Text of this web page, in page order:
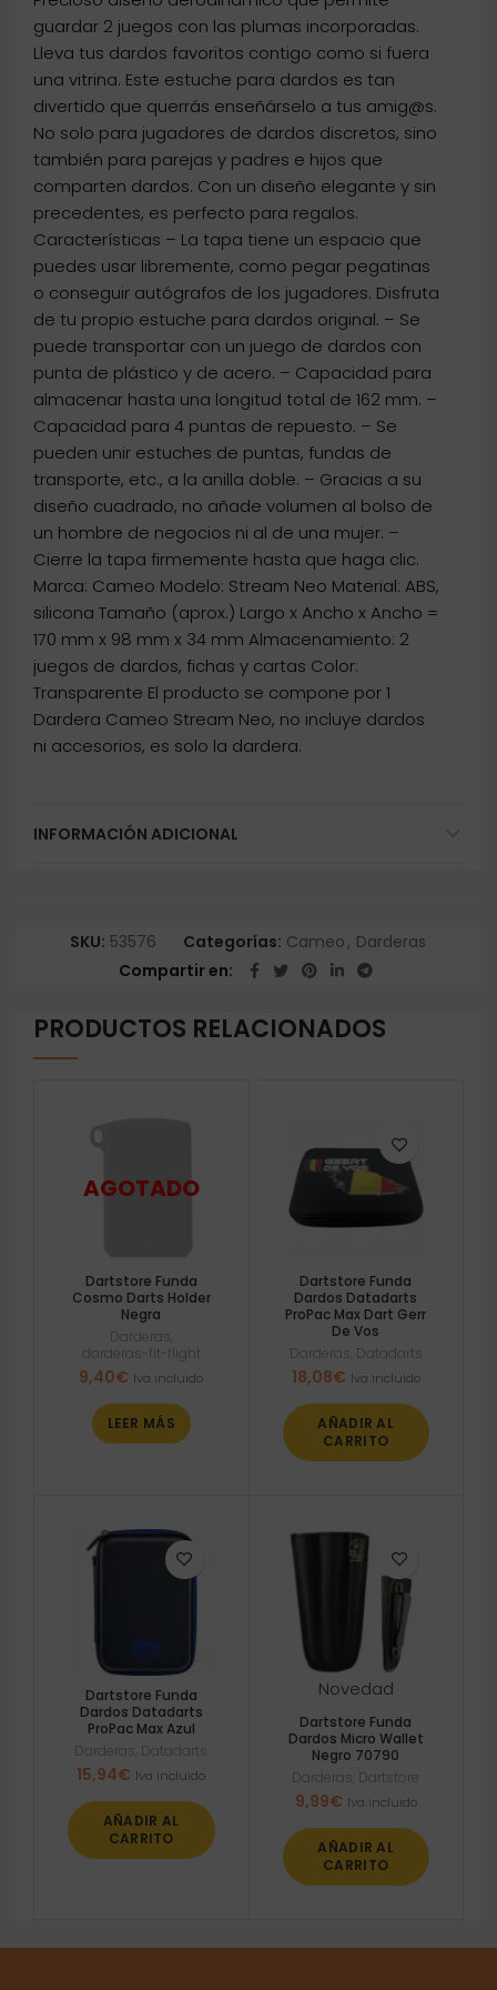
guardar 2 juegos con las plumas incorporadas.
Lleva tus dardos favoritos contigo como si fuera
una vitrina. Este estuche para dardos es tan
divertido que querrás enseñárselo a tus amig@s.
No solo para jugadores de dardos discretos, sino
también para parejas y padres e hijos que
comparten dardos. Con un diseño elegante y sin
precedentes, es perfecto para regalos.
Características – La tapa tiene un espacio que
puedes usar libremente, como pegar pegatinas
o conseguir autógrafos de los jugadores. Disfruta
de tu propio estuche para dardos original. – Se
puede transportar con un juego de dardos con
punta de plástico y de acero. – Capacidad para
almacenar hasta una longitud total de 162 mm. –
Capacidad para 4 puntas de repuesto. – Se
pueden unir estuches de puntas, fundas de
transporte, etc., a la anilla doble. – Gracias a su
diseño cuadrado, no añade volumen al bolso de
un hombre de negocios ni al de una mujer. –
Cierre la tapa firmemente hasta que haga clic.
Marca: Cameo Modelo: Stream Neo Material: ABS,
silicona Tamaño (aprox.) Largo x Ancho x Ancho =
170 mm x 98 mm x 34 mm Almacenamiento: 2
juegos de dardos, fichas y cartas Color:
Transparente El producto se compone por 1
Dardera Cameo Stream Neo, no incluye dardos
ni accesorios, es solo la dardera.
INFORMACIÓN ADICIONAL
SKU: 53576 Categorías: Cameo, Darderas
Compartir en
PRODUCTOS RELACIONADOS
Dartstore Funda
Cosmo Darts Holder
Negra
Darderas
darderas-fit-flight
9,40€ Iva incluido
LEER MÁS
Dartstore Funda
Dardos Datadarts
ProPac Max Dart Gerr
De Vos
Darderas Datadarts
18,08€ Iva incluido
AÑADIR AL
CARRITO
Dartstore Funda
Dardos Datadarts
ProPac Max Azul
Darderas Datadarts
15,94€ Iva incluido
AÑADIR AL
CARRITO
Novedad
Dartstore Funda
Dardos Micro Wallet
Negro 70790
Darderas Dartstore
9,99€ Iva incluido
AÑADIR AL
CARRITO